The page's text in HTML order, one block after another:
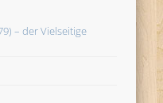
– der Vielseitige